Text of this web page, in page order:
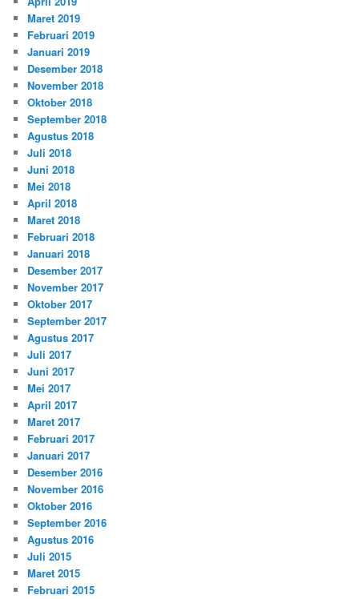
Maret 2019
Februari 2019
Januari 2019
Desember 2018
November 2018
Oktober 2018
September 2018
Agustus 2018
Juli 2018
Juni 2018
Mei 2018
April 2018
Maret 2018
Februari 2018
Januari 2018
Desember 2017
November 2017
Oktober 2017
September 2017
Agustus 2017
Juli 2017
Juni 2017
Mei 2017
April 2017
Maret 2017
Februari 2017
Januari 2017
Desember 2016
November 2016
Oktober 2016
September 2016
Agustus 2016
Juli 2015
Maret 2015
Februari 2015